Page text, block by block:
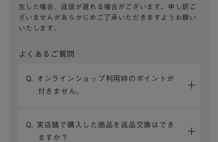
生した場合、返信が遅れる場合がございます。申し訳ご
ざいませんがあらかじめご了承いただきますようお願い
いたします。
よくあるご質問
Q. オンラインショップ利用時のポイントが
付きません。
Q. 実店舗で購入した商品を返品交換はでき
ますか？